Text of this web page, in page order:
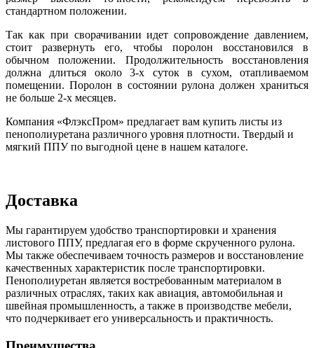
стандартном положении.
Так как при сворачивании идет сопровождение давлением,
стоит развернуть его, чтобы поролон восстановился в
обычном положении. Продолжительность восстановления
должна длиться около 3-х суток в сухом, отапливаемом
помещении. Поролон в состоянии рулона должен храниться
не больше 2-х месяцев.
Компания «ФлэксПром» предлагает вам купить листы из
пенополиуретана различного уровня плотности. Твердый и
мягкий ППУ по выгодной цене в нашем каталоге.
Доставка
Мы гарантируем удобство транспортировки и хранения
листового ППУ, предлагая его в форме скрученного рулона.
Мы также обеспечиваем точность размеров и восстановление
качественных характеристик после транспортировки.
Пенополиуретан является востребованным материалом в
различных отраслях, таких как авиация, автомобильная и
швейная промышленность, а также в производстве мебели,
что подчеркивает его универсальность и практичность.